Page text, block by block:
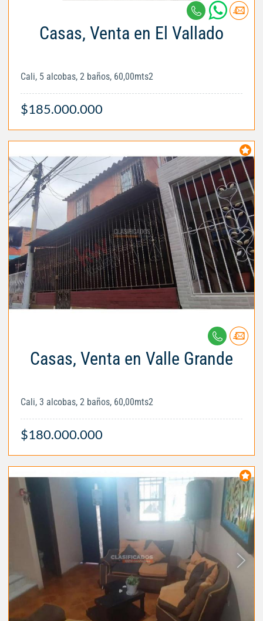
Casas, Venta en El Vallado
Cali, 5 alcobas, 2 baños, 60,00mts2
$185.000.000
Casas, Venta en Valle Grande
Cali, 3 alcobas, 2 baños, 60,00mts2
$180.000.000